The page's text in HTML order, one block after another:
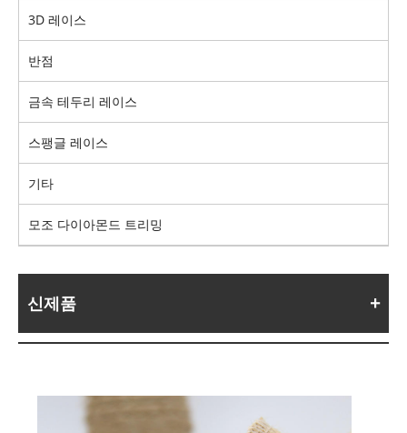
3D 레이스
반점
금속 테두리 레이스
스팽글 레이스
기타
모조 다이아몬드 트리밍
신제품